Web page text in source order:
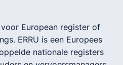
European register of
ERRU is een Europees
nationale registers